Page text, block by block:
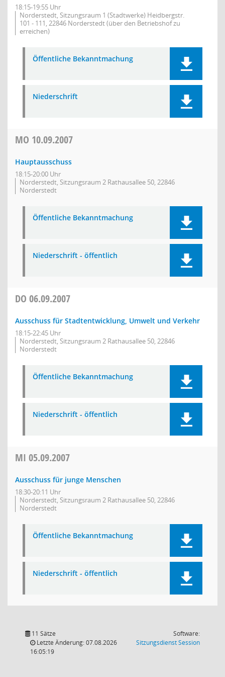
18:15-19:55 Uhr
Norderstedt, Sitzungsraum 1 (Stadtwerke) Heidbergstr.
101 - 111, 22846 Norderstedt (über den Betriebshof zu
erreichen)
Öffentliche Bekanntmachung
Niederschrift
MO 10.09.2007
Hauptausschuss
18:15-20:00 Uhr
Norderstedt, Sitzungsraum 2 Rathausallee 50, 22846
Norderstedt
Öffentliche Bekanntmachung
Niederschrift - öffentlich
DO 06.09.2007
Ausschuss für Stadtentwicklung, Umwelt und Verkehr
18:15-22:45 Uhr
Norderstedt, Sitzungsraum 2 Rathausallee 50, 22846
Norderstedt
Öffentliche Bekanntmachung
Niederschrift - öffentlich
MI 05.09.2007
Ausschuss für junge Menschen
18:30-20:11 Uhr
Norderstedt, Sitzungsraum 2 Rathausallee 50, 22846
Norderstedt
Öffentliche Bekanntmachung
Niederschrift - öffentlich
11 Sätze
Letzte Änderung: 07.08.2026
16:05:19
Software:
SitzungsdienstSession(Wird in